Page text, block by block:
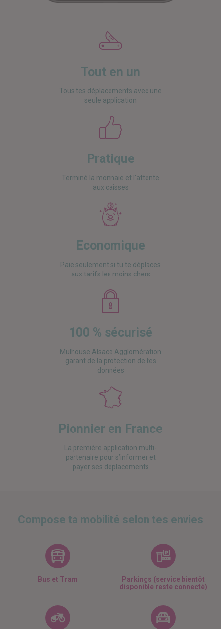
Tout en un
Tous tes déplacements avec une
seule application
Pratique
Terminé la monnaie et l'attente
aux caisses
Economique
Paie seulement si tu te déplaces
aux tarifs les moins chers
100 % sécurisé
Mulhouse Alsace Agglomération
garant de la protection de tes
données
Pionnier en France
La première application multi-
partenaire pour s’informer et
payer ses déplacements
Compose ta mobilité selon tes envies
Bus et Tram
Parkings (service bientôt
disponible reste connecté)